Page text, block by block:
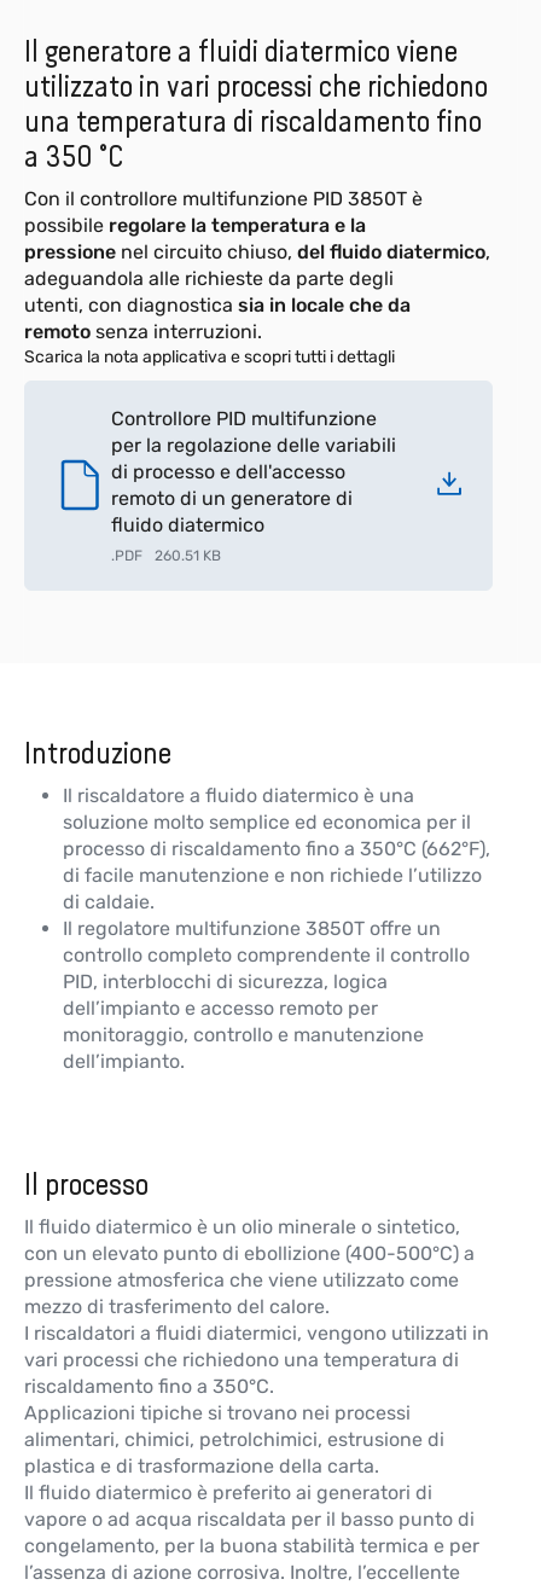
Il generatore a fluidi diatermico viene
utilizzato in vari processi che richiedono
una temperatura di riscaldamento fino
a 350 °C
Con il controllore multifunzione PID 3850T è
possibile regolare la temperatura e la
pressione nel circuito chiuso, del fluido diatermico,
adeguandola alle richieste da parte degli
utenti, con diagnostica sia in locale che da
remoto senza interruzioni.
Scarica la nota applicativa e scopri tutti i dettagli
Controllore PID multifunzione
per la regolazione delle variabili
di processo e dell'accesso
remoto di un generatore di
fluido diatermico
.PDF 260.51 KB
Introduzione
Il riscaldatore a fluido diatermico è una
soluzione molto semplice ed economica per il
processo di riscaldamento fino a 350°C (662°F),
di facile manutenzione e non richiede l’utilizzo
di caldaie.
Il regolatore multifunzione 3850T offre un
controllo completo comprendente il controllo
PID, interblocchi di sicurezza, logica
dell’impianto e accesso remoto per
monitoraggio, controllo e manutenzione
dell’impianto.
Il processo
Il fluido diatermico è un olio minerale o sintetico,
con un elevato punto di ebollizione (400-500°C) a
pressione atmosferica che viene utilizzato come
mezzo di trasferimento del calore.
I riscaldatori a fluidi diatermici, vengono utilizzati in
vari processi che richiedono una temperatura di
riscaldamento fino a 350°C.
Applicazioni tipiche si trovano nei processi
alimentari, chimici, petrolchimici, estrusione di
plastica e di trasformazione della carta.
Il fluido diatermico è preferito ai generatori di
vapore o ad acqua riscaldata per il basso punto di
congelamento, per la buona stabilità termica e per
l’assenza di azione corrosiva. Inoltre, l’eccellente